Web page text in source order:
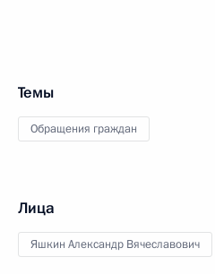
Темы
Обращения граждан
Лица
Яшкин Александр Вячеславович